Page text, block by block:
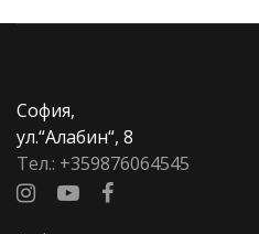
София,
ул.“Алабин“, 8
Тел.: +359876064545